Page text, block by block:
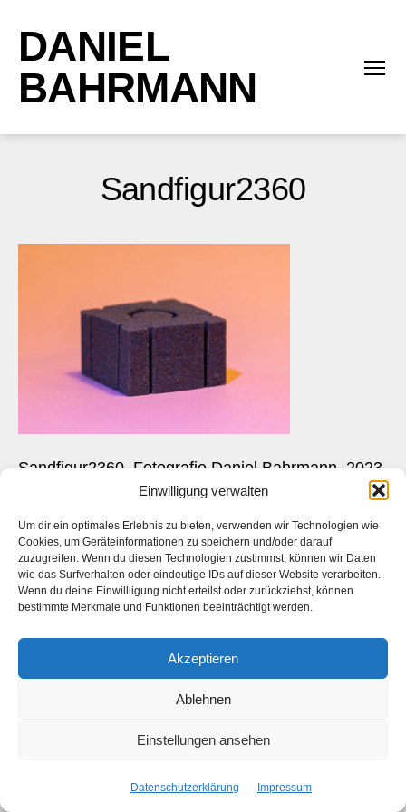
Einwilligung verwalten
Um dir ein optimales Erlebnis zu bieten, verwenden wir Technologien wie
Cookies, um Geräteinformationen zu speichern und/oder darauf
zuzugreifen. Wenn du diesen Technologien zustimmst, können wir Daten
wie das Surfverhalten oder eindeutige IDs auf dieser Website verarbeiten.
Wenn du deine Einwillligung nicht erteilst oder zurückziehst, können
bestimmte Merkmale und Funktionen beeinträchtigt werden.
Akzeptieren
Ablehnen
Einstellungen ansehen
Datenschutzerklärung Impressum
DANIEL
BAHRMANN
Sandfigur2360
Sandfigur2360, Fotografie Daniel Bahrmann, 2023
Das ist die Webseite desKünstlers Daniel Bahrmann . Die
Webseite desFotografen Daniel Bahrmann finden Siehierauf
www.bahrmann.de